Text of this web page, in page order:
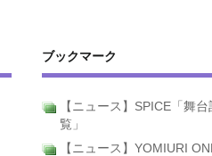
ブックマーク
【ニュース】SPICE「舞
覧」
【ニュース】YOMIURI